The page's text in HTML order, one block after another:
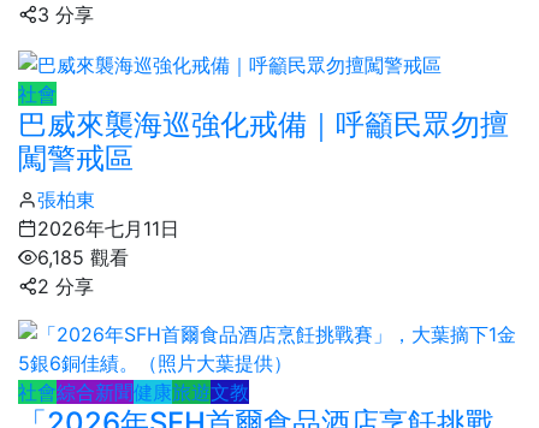
3 分享
社會
巴威來襲海巡強化戒備｜呼籲民眾勿擅
闖警戒區
張柏東
2026年七月11日
6,185 觀看
2 分享
社會綜合新聞健康旅遊文教